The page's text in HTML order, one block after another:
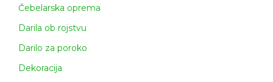
Čebelarska oprema
Darila ob rojstvu
Darilo za poroko
Dekoracija